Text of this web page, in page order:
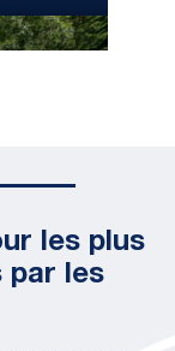
ou à
les plus
par les